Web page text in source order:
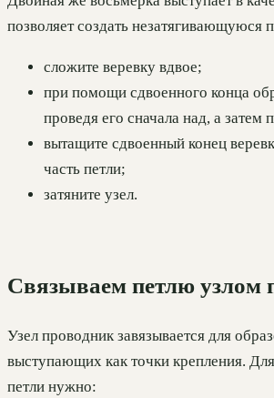
позволяет создать незатягивающуюся
сложите веревку вдвое;
при помощи сдвоенного конца
проведя его сначала над, а затем
вытащите сдвоенный конец
часть петли;
затяните узел.
Связываем петлю узлом
Узел проводник завязывается для
выступающих как точки крепления.
петли нужно: